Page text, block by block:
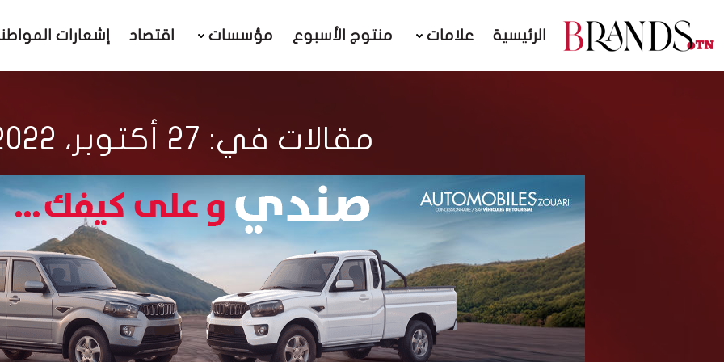
الرئيسية علامات منتوج الأسبوع مؤسسات اقتصاد إشعارات
مقالات في: 27 أكتوبر، 2022